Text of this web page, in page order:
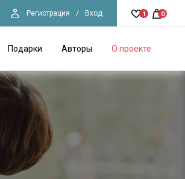
Регистрация / Вход 1 0
Подарки Авторы О проекте